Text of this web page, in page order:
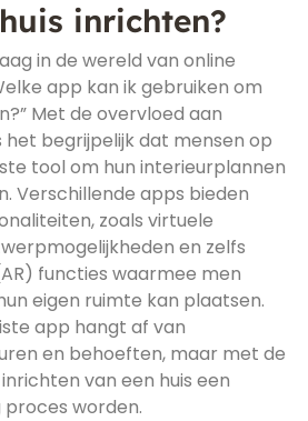
inrichten?
in de wereld van online
app kan ik gebruiken om
Met de overvloed aan
begrijpelijk dat mensen op
tool om hun interieurplannen
Verschillende apps bieden
zoals virtuele
en zelfs
functies waarmee men
eigen ruimte kan plaatsen.
app hangt af van
en behoeften, maar met de
van een huis een
worden.